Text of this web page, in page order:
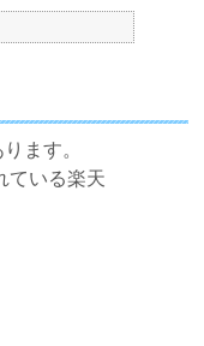
ます。
ている楽天